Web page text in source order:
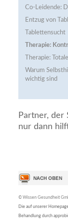
Co-Leidende:
Entzug von
Tablettensucht
Therapie:
Therapie:
Warum
wichtig sind
Partner, der
nur dann
© Wissen Gesundheit
Die auf unserer
Behandlung durch